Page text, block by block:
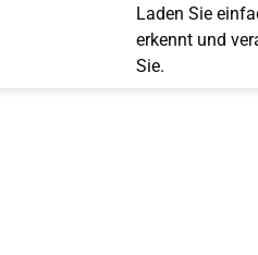
Laden Sie
erkennt und
Sie.